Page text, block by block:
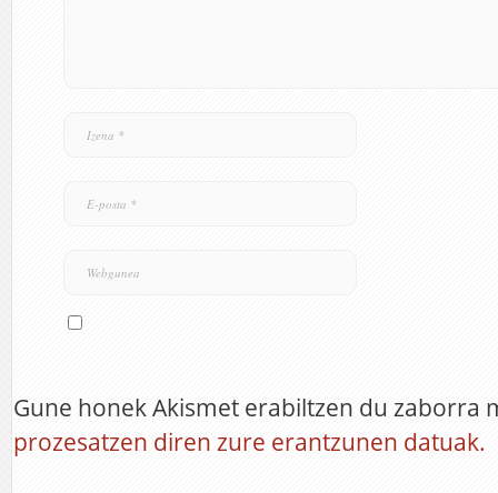
Gune honek Akismet erabiltzen du zaborra
prozesatzen diren zure erantzunen datuak.